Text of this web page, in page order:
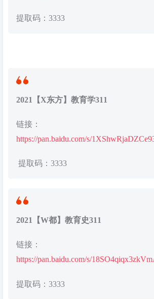
提取码：3333
2021【X东方】教育学311
链接：
https://pan.baidu.com/s/
提取码：3333
2021【W都】教育史311
链接：
https://pan.baidu.com/s/
提取码：3333